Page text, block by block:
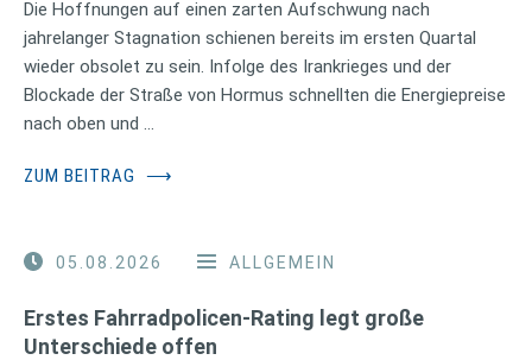
Die Hoffnungen auf einen zarten Aufschwung nach
jahrelanger Stagnation schienen bereits im ersten Quartal
wieder obsolet zu sein. Infolge des Irankrieges und der
Blockade der Straße von Hormus schnellten die Energiepreise
nach oben und …
ZUM BEITRAG ⟶
05.08.2026 ALLGEMEIN
Erstes Fahrradpolicen-Rating legt große
Unterschiede offen